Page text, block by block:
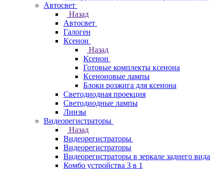
Автосвет
Назад
Автосвет
Галоген
Ксенон
Назад
Ксенон
Готовые комплекты ксенона
Ксеноновые лампы
Блоки розжига для ксенона
Светодиодная проекция
Светодиодные лампы
Линзы
Видеорегистраторы
Назад
Видеорегистраторы
Видеорегистраторы
Видеорегистраторы в зеркале заднего вида
Комбо устройства 3 в 1